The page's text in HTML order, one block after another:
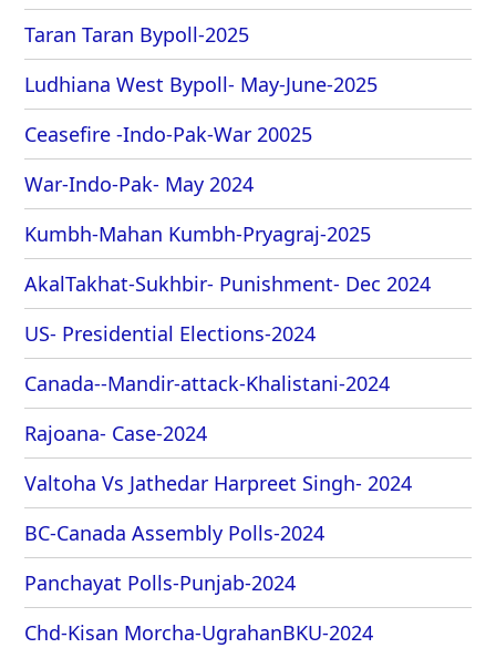
Taran Taran Bypoll-2025
Ludhiana West Bypoll- May-June-2025
Ceasefire -Indo-Pak-War 20025
War-Indo-Pak- May 2024
Kumbh-Mahan Kumbh-Pryagraj-2025
AkalTakhat-Sukhbir- Punishment- Dec 2024
US- Presidential Elections-2024
Canada--Mandir-attack-Khalistani-2024
Rajoana- Case-2024
Valtoha Vs Jathedar Harpreet Singh- 2024
BC-Canada Assembly Polls-2024
Panchayat Polls-Punjab-2024
Chd-Kisan Morcha-UgrahanBKU-2024